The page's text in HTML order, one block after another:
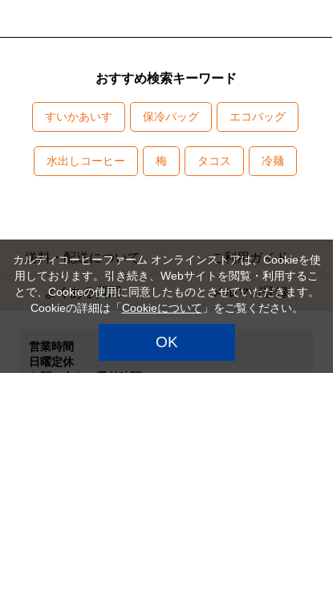
おすすめ検索キーワード
すいかあいす 保冷バッグ エコバッグ
水出しコーヒー 梅 タコス 冷麺
送料・配送について ご利用ガイド
よくある質問 メルマガ登録
営業時間
日曜定休
お問い合わせ受付時間 9:00～18:00
カルディコーヒーファーム オンラインストアは、Cookieを使
用しております。引き続き、Webサイトを閲覧・利用するこ
とで、Cookieの使用に同意したものとさせていただきます。
Cookieの詳細は「Cookieについて 」をご覧ください。
OK